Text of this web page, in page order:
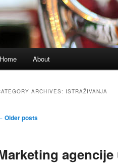
Skip
Skip
Home About
ARCHIVES: ISTRAŽIVANJA
Older posts
agencije